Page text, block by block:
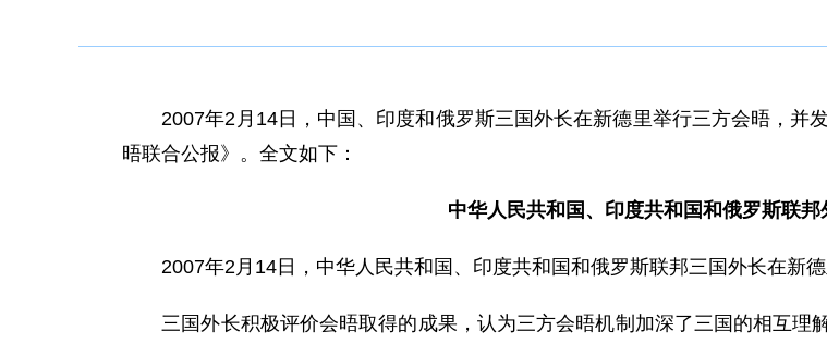
2007年2月14日，中国、印度和俄罗斯三国外长在新德里举行三方会晤，并
晤联合公报》。全文如下：
中华人民共和国、印度共和国和俄罗斯联
2007年2月14日，中华人民共和国、印度共和国和俄罗斯联邦三国外长在新德
三国外长积极评价会晤取得的成果，认为三方会晤机制加深了三国的相互理